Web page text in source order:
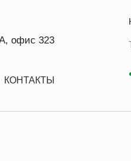
офис 323
КОНТАКТЫ